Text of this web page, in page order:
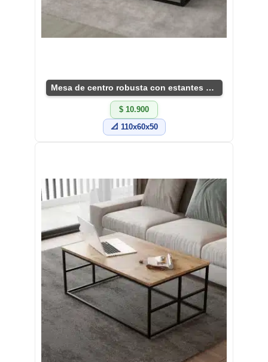
Mesa de centro robusta con estantes prácticos.
$ 10.900
📐 110x60x50